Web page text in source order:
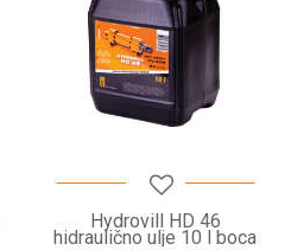
Hydrovill HD 46
hidraulično ulje 10 l boca